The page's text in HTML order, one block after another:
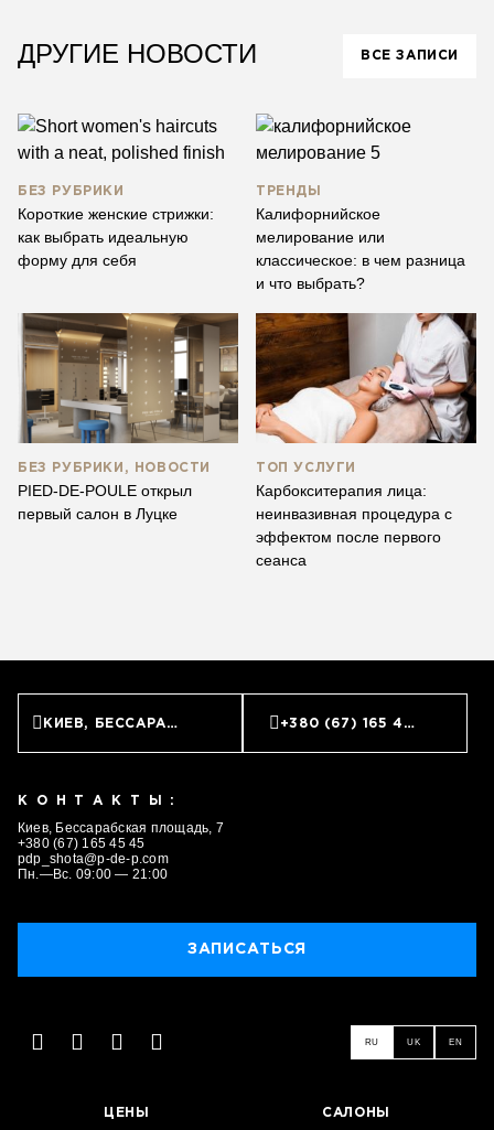
ДРУГИЕ НОВОСТИ ВСЕ ЗАПИСИ
БЕЗ РУБРИКИ
Короткие женские стрижки:
как выбрать идеальную
форму для себя
ТРЕНДЫ
Калифорнийское
мелирование или
классическое: в чем разница
и что выбрать?
БЕЗ РУБРИКИ, НОВОСТИ
PIED-DE-POULE открыл
первый салон в Луцке
ТОП УСЛУГИ
Карбокситерапия лица:
неинвазивная процедура с
эффектом после первого
сеанса
КИЕВ, БЕССАРАБСКАЯ ПЛОЩАДЬ, 7 +380 (67) 165 45 45
КОНТАКТЫ:
Киев, Бессарабская площадь, 7
+380 (67) 165 45 45
pdp_shota@p-de-p.com
Пн.—Вс. 09:00 — 21:00
ЗАПИСАТЬСЯ
RU UK EN
ЦЕНЫ САЛОНЫ